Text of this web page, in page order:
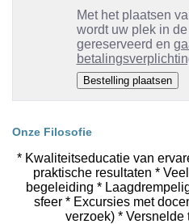
Met het plaatsen
wordt uw plek in
gereserveerd en
Onze Filosofie
* Kwaliteitseducatie van
praktische resultaten *
begeleiding *
sfeer * Excursies met
verzoek) *